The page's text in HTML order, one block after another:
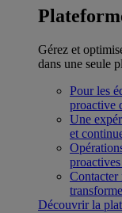
Gérez et
dans une seule
Pour les
proactive
Une
et
Contacter
Découvrir la